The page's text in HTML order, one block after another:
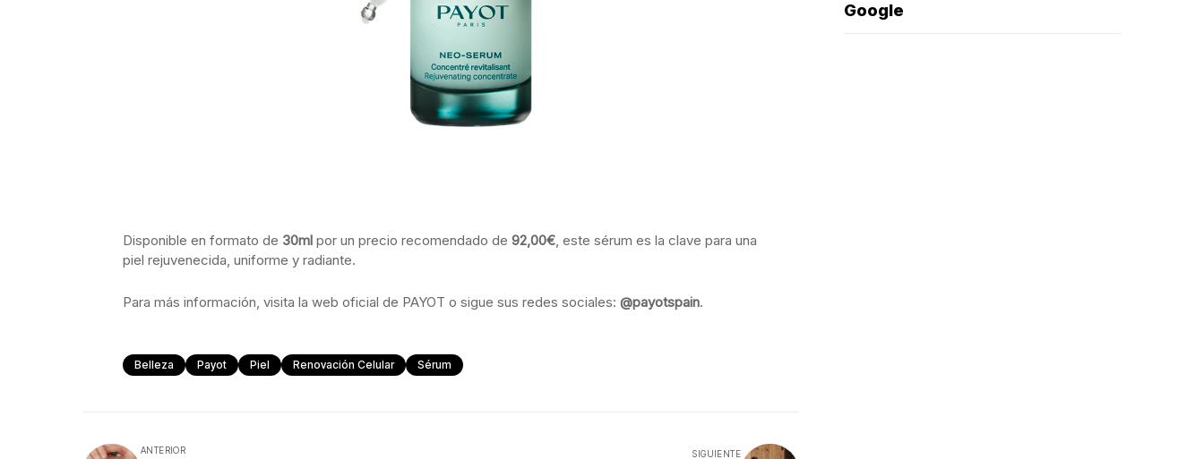
Disponible en formato de 30ml por un precio recomendado de 92,00€ , este sérum es la clave para una
piel rejuvenecida, uniforme y radiante.
Para más información, visita la web oficial de PAYOT o sigue sus redes sociales: @payotspain.
Belleza Payot Piel Renovación Celular Sérum
ANTERIOR SIGUIENTE
Google